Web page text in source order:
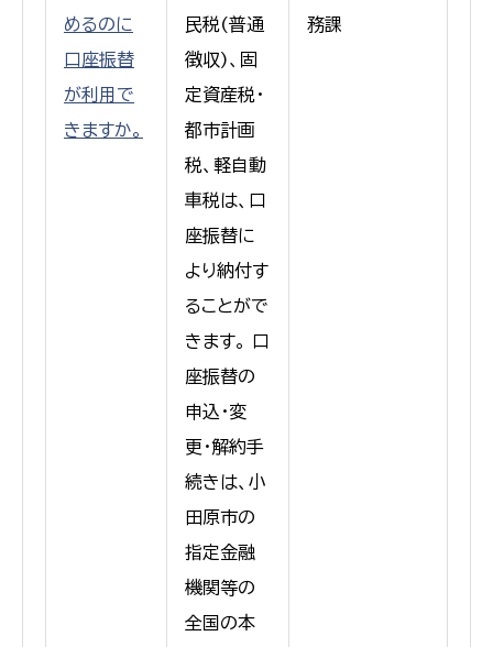
めるのに
口座振替
が利用で
きますか。
民税(普通
徴収)、固
定資産税・
都市計画
税、軽自動
車税は、口
座振替に
より納付す
ることがで
きます。 口
座振替の
申込・変
更・解約手
続きは、小
田原市の
指定金融
機関等の
全国の本
務課